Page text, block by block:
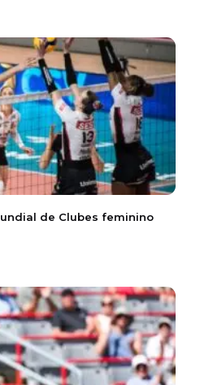
de Clubes feminino